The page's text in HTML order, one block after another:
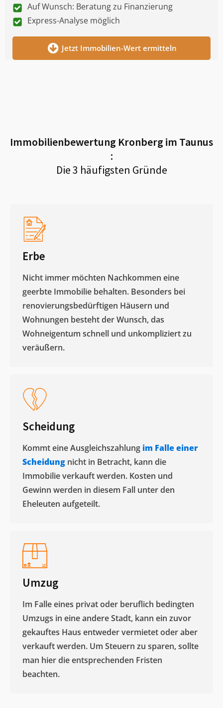
Auf Wunsch: Beratung zu Finanzierung
Express-Analyse möglich
Jetzt Immobilien-Wert ermitteln
Immobilienbewertung Kronberg im Taunus
:
Die 3 häufigsten Gründe
Erbe
Nicht immer möchten Nachkommen eine
geerbte Immobilie behalten. Besonders bei
renovierungsbedürftigen Häusern und
Wohnungen besteht der Wunsch, das
Wohneigentum schnell und unkompliziert zu
veräußern. ​
Scheidung
Kommt eine Ausgleichszahlung im Falle einer
Scheidung nicht in Betracht, kann die
Immobilie verkauft werden. Kosten und
Gewinn werden in diesem Fall unter den
Eheleuten aufgeteilt.​
Umzug
Im Falle eines privat oder beruflich bedingten
Umzugs in eine andere Stadt, kann ein zuvor
gekauftes Haus entweder vermietet oder aber
verkauft werden. Um Steuern zu sparen, sollte
man hier die entsprechenden Fristen
beachten.